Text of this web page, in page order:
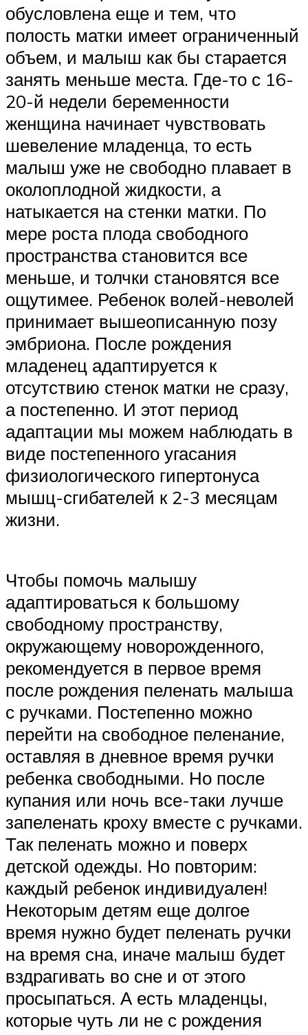
обусловлена еще и тем, что
полость матки имеет ограниченный
объем, и малыш как бы старается
занять меньше места. Где-то с 16-
20-й недели беременности
женщина начинает чувствовать
шевеление младенца, то есть
малыш уже не свободно плавает в
околоплодной жидкости, а
натыкается на стенки матки. По
мере роста плода свободного
пространства становится все
меньше, и толчки становятся все
ощутимее. Ребенок волей-неволей
принимает вышеописанную позу
эмбриона. После рождения
младенец адаптируется к
отсутствию стенок матки не сразу,
а постепенно. И этот период
адаптации мы можем наблюдать в
виде постепенного угасания
физиологического гипертонуса
мышц-сгибателей к 2-3 месяцам
жизни.
Чтобы помочь малышу
адаптироваться к большому
свободному пространству,
окружающему новорожденного,
рекомендуется в первое время
после рождения пеленать малыша
с ручками. Постепенно можно
перейти на свободное пеленание,
оставляя в дневное время ручки
ребенка свободными. Но после
купания или ночь все-таки лучше
запеленать кроху вместе с ручками.
Так пеленать можно и поверх
детской одежды. Но повторим:
каждый ребенок индивидуален!
Некоторым детям еще долгое
время нужно будет пеленать ручки
на время сна, иначе малыш будет
вздрагивать во сне и от этого
просыпаться. А есть младенцы,
которые чуть ли не с рождения